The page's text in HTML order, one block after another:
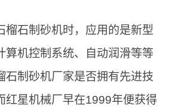
榴石制砂机时，应用的是新型
算机控制系统、自动润滑等等
石制砂机厂家是否拥有先进技
红星机械厂早在1999年便获得